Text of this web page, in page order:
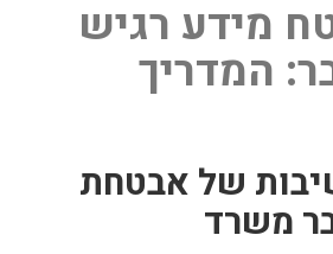
מידע רגיש
המדריך
של אבטחת
משרד